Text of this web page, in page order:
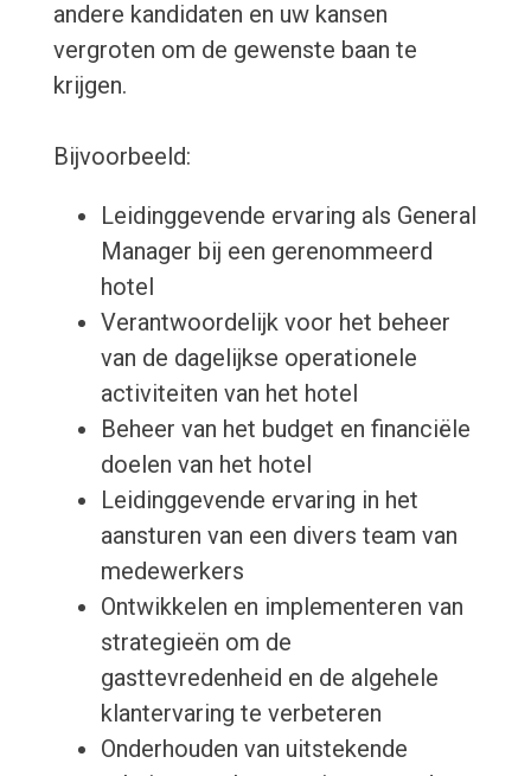
andere kandidaten en uw kansen
vergroten om de gewenste baan te
krijgen.
Bijvoorbeeld:
Leidinggevende ervaring als General
Manager bij een gerenommeerd
hotel
Verantwoordelijk voor het beheer
van de dagelijkse operationele
activiteiten van het hotel
Beheer van het budget en financiële
doelen van het hotel
Leidinggevende ervaring in het
aansturen van een divers team van
medewerkers
Ontwikkelen en implementeren van
strategieën om de
gasttevredenheid en de algehele
klantervaring te verbeteren
Onderhouden van uitstekende